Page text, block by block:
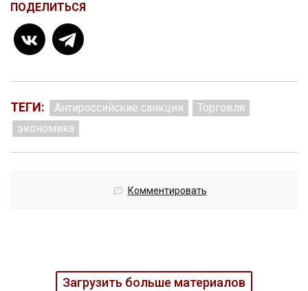
ПОДЕЛИТЬСЯ
ТЕГИ: Антироссийские санкции
Торговля
экономика
Комментировать
Загрузить больше материалов